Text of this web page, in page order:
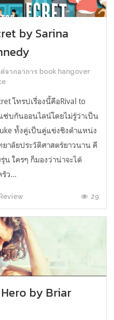
by Sarina
จากอาการ book hangover
โทรปเรื่องนี้คือRival to
ซ่บกันออนไลน์โดยไม่รู้ว่าเป็น
ทั้งคู่เป็นคู่แข่งชิงตำแหน่ง
าลัยประวัติศาสตร์ยาวนาน คี
น ใครๆ ก็มองว่าน่าจะได้
ว...
29
by Briar